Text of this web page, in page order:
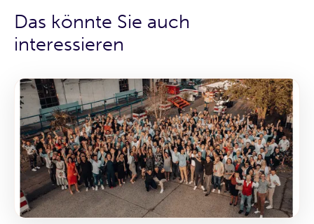
Das könnte Sie auch
interessieren